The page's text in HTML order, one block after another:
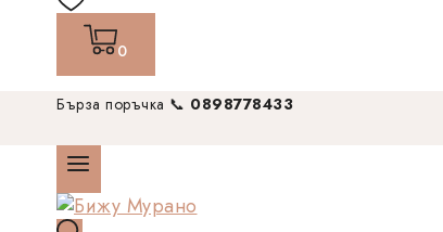
0
Бърза поръчка 📞 0898778433